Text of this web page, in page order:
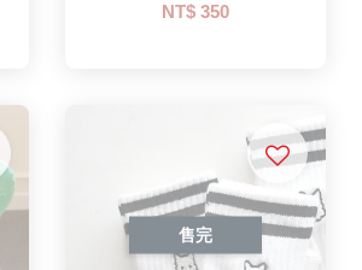
NT$ 350
售完